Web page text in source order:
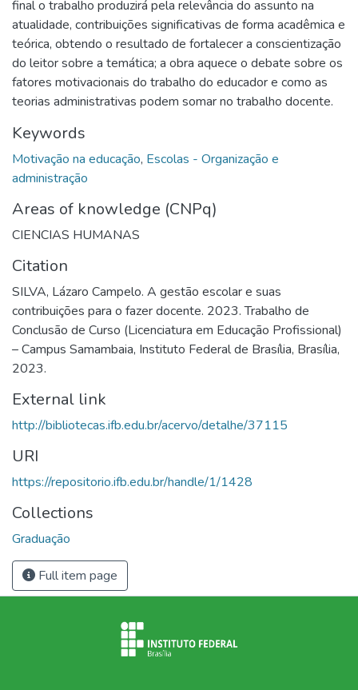
final o trabalho produzirá pela relevância do assunto na
atualidade, contribuições significativas de forma acadêmica e
teórica, obtendo o resultado de fortalecer a conscientização
do leitor sobre a temática; a obra aquece o debate sobre os
fatores motivacionais do trabalho do educador e como as
teorias administrativas podem somar no trabalho docente.
Keywords
Motivação na educação, Escolas - Organização e
administração
Areas of knowledge (CNPq)
CIENCIAS HUMANAS
Citation
SILVA, Lázaro Campelo. A gestão escolar e suas
contribuições para o fazer docente. 2023. Trabalho de
Conclusão de Curso (Licenciatura em Educação Profissional)
– Campus Samambaia, Instituto Federal de Brasília, Brasília,
2023.
External link
http://bibliotecas.ifb.edu.br/acervo/detalhe/37115
URI
https://repositorio.ifb.edu.br/handle/1/1428
Collections
Graduação
Full item page